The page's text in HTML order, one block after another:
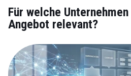
Für welche
Angebot relevant?